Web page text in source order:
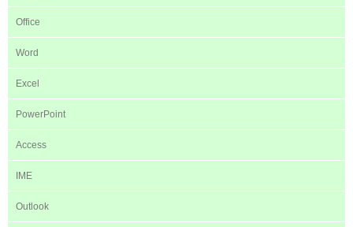
Office
Word
Excel
PowerPoint
Access
IME
Outlook